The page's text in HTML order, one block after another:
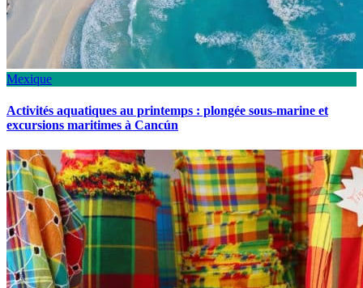
Mexique
Activités aquatiques au printemps : plongée sous-marine et
excursions maritimes à Cancún